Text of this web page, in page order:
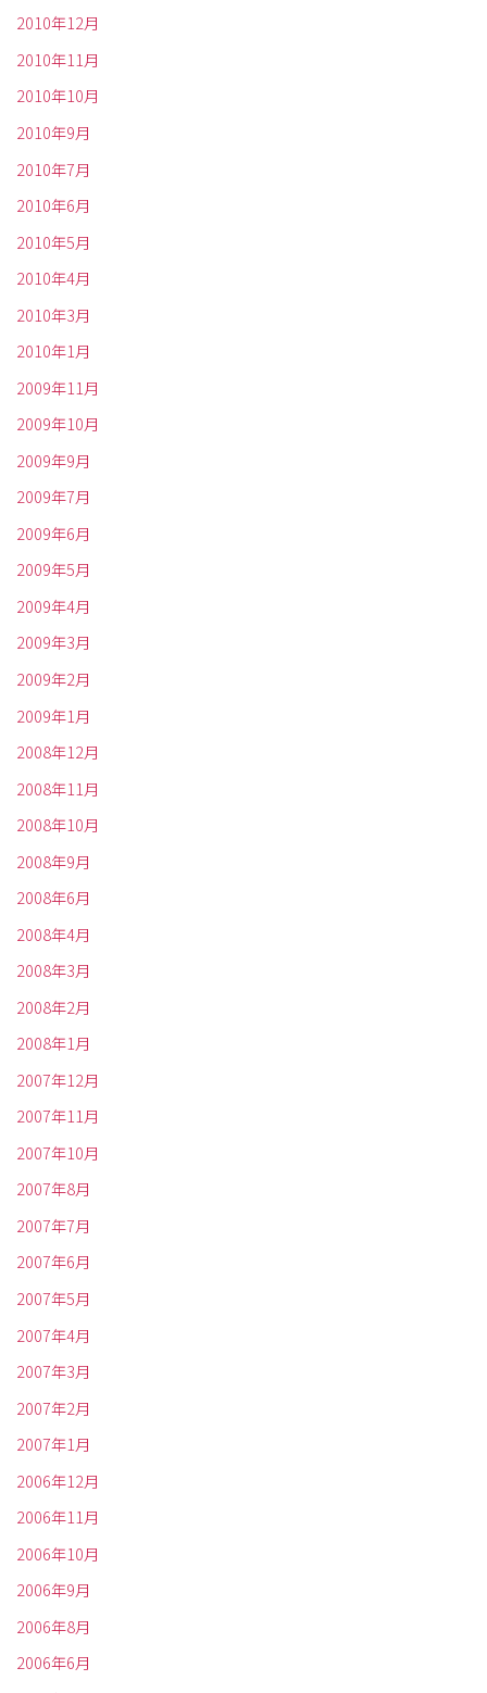
2010年12月
2010年11月
2010年10月
2010年9月
2010年7月
2010年6月
2010年5月
2010年4月
2010年3月
2010年1月
2009年11月
2009年10月
2009年9月
2009年7月
2009年6月
2009年5月
2009年4月
2009年3月
2009年2月
2009年1月
2008年12月
2008年11月
2008年10月
2008年9月
2008年6月
2008年4月
2008年3月
2008年2月
2008年1月
2007年12月
2007年11月
2007年10月
2007年8月
2007年7月
2007年6月
2007年5月
2007年4月
2007年3月
2007年2月
2007年1月
2006年12月
2006年11月
2006年10月
2006年9月
2006年8月
2006年6月